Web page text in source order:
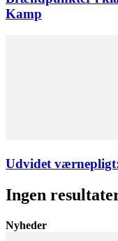
Kamp
Udvidet
Ingen
Nyheder